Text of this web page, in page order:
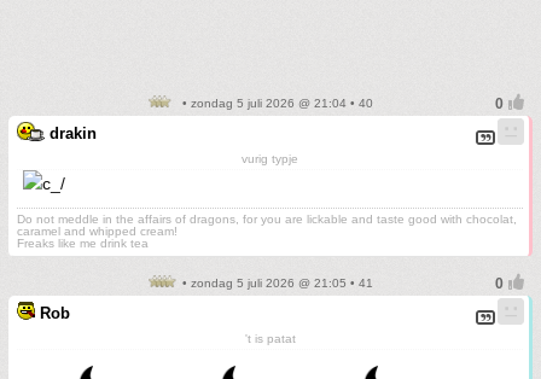
• zondag 5 juli 2026 @ 21:04 • 40
drakin
vurig typje
Do not meddle in the affairs of dragons, for you are lickable and taste good with chocolat,
caramel and whipped cream!
Freaks like me drink tea
• zondag 5 juli 2026 @ 21:05 • 41
Rob
't is patat